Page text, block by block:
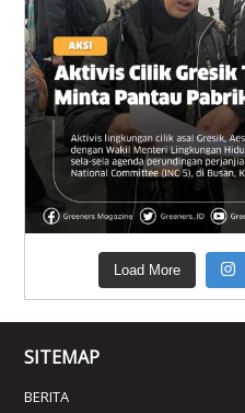
Load More
SITEMAP
BERITA